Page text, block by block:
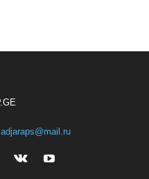
adjaraps@mail.ru